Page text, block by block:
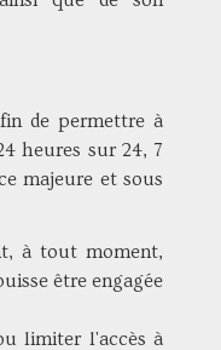
de permettre à
heures sur 24, 7
majeure et sous
à tout moment,
être engagée
limiter l'accès à